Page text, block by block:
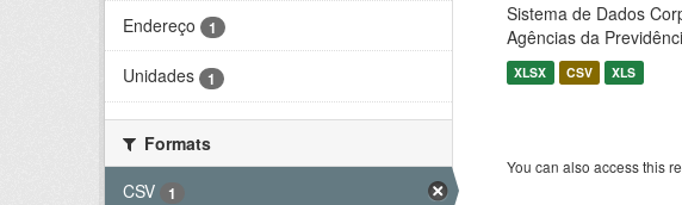
Endereço 1
Unidades 1
Formats
CSV
1
Sistema de Dados
Agências da
XLSX CSV XLS
You can also access this